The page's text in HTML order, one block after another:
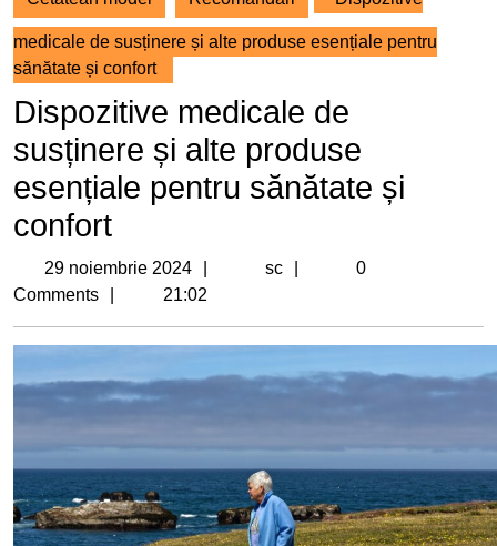
medicale de susținere și alte produse esențiale pentru
sănătate și confort
Dispozitive medicale de
susținere și alte produse
esențiale pentru sănătate și
confort
29 noiembrie 2024 sc
0
Comments
21:02